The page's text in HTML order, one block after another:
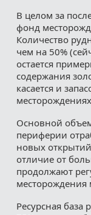
В целом за
фонд
Количество
чем на 50%
остается
содержания
касается и
Основной
периферии
новых
отличие от
продолжают
месторождения
Ресурсная база